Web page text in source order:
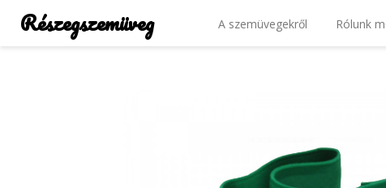
Részegszemüveg A szemüvegekről Rólunk